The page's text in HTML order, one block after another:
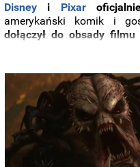
Disney i Pixar
amerykański komik i
dołączył do obsady filmu